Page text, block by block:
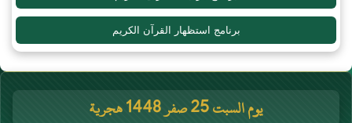
برنامج استظهار القرآن الكريم
يوم السبت 25 صفر 1448 هجرية